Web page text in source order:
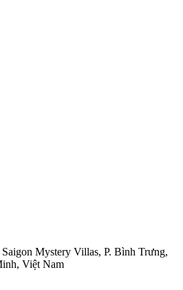
Mystery Villas, P. Bình Trưng,
Việt Nam